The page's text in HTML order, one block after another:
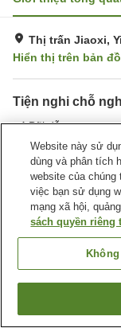
Thị trấn Jiaoxi,
Hiển thị trên bản đồ
Tiện nghi chỗ
Bãi đỗ xe
Trang chủ Đài Loan
Ruo Shui Hotspring
Website này sử
dùng và phân tích
website của chúng
việc bạn sử dụng
mạng xã hội,
sách quyền riêng